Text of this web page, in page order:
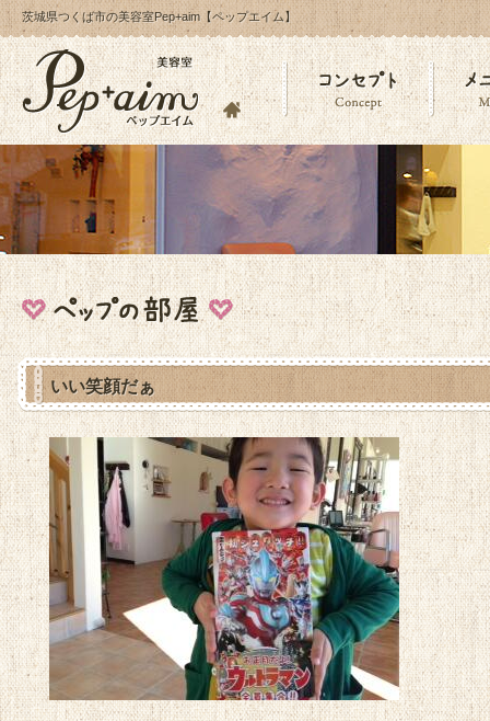
茨城県つくば市の美容室Pep+aim【ペップエイム】
いい笑顔だぁ